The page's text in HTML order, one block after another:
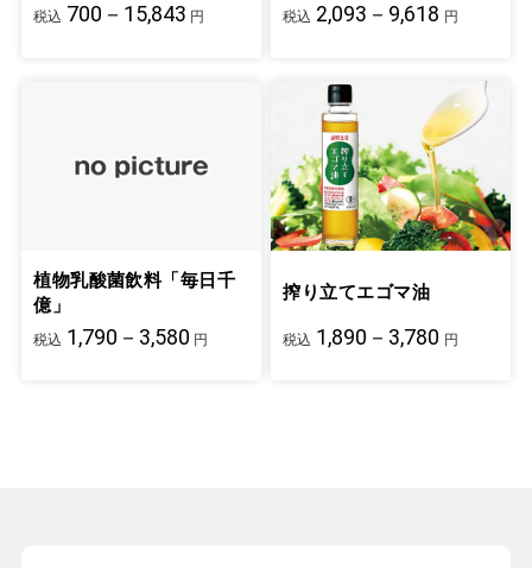
税込 700－15,843 円 税込 2,093－9,618 円
植物乳酸菌飲料「毎日千
億」
税込 1,790－3,580 円
搾り立てエゴマ油
税込 1,890－3,780 円